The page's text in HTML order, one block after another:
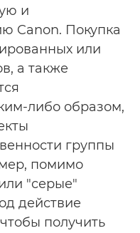
и
Canon. Покупка
или
а также
либо образом,
группы
помимо
"серые"
действие
получить